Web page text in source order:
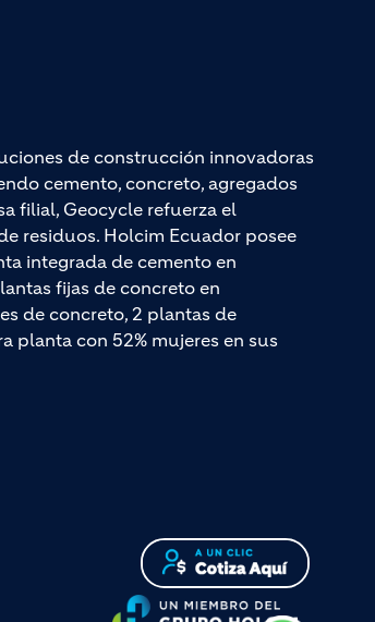
de construcción innovadoras
cemento, concreto, agregados
filial, Geocycle refuerza el
residuos. Holcim Ecuador posee
integrada de cemento en
fijas de concreto en
de concreto, 2 plantas de
planta con 52% mujeres en sus